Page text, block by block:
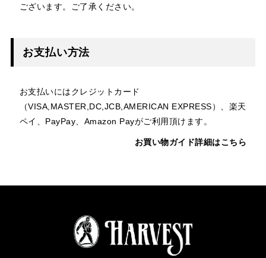
ございます。ご了承ください。
お支払い方法
お支払いにはクレジットカード
（VISA,MASTER,DC,JCB,AMERICAN EXPRESS）、楽天
ペイ、PayPay、Amazon Payがご利用頂けます。
お買い物ガイド詳細はこちら